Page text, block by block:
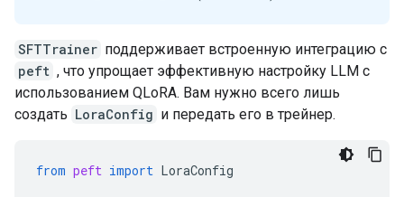
SFTTrainer поддерживает встроенную интеграцию с
peft , что упрощает эффективную настройку LLM с
использованием QLoRA. Вам нужно всего лишь
создать LoraConfig и передать его в трейнер.
from peft import LoraConfig